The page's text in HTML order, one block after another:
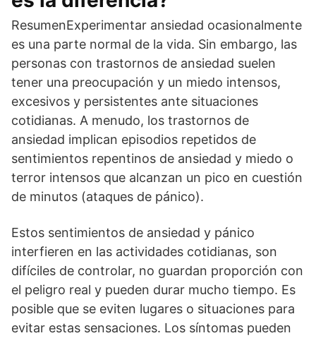
ResumenExperimentar ansiedad ocasionalmente
es una parte normal de la vida. Sin embargo, las
personas con trastornos de ansiedad suelen
tener una preocupación y un miedo intensos,
excesivos y persistentes ante situaciones
cotidianas. A menudo, los trastornos de
ansiedad implican episodios repetidos de
sentimientos repentinos de ansiedad y miedo o
terror intensos que alcanzan un pico en cuestión
de minutos (ataques de pánico).
Estos sentimientos de ansiedad y pánico
interfieren en las actividades cotidianas, son
difíciles de controlar, no guardan proporción con
el peligro real y pueden durar mucho tiempo. Es
posible que se eviten lugares o situaciones para
evitar estas sensaciones. Los síntomas pueden